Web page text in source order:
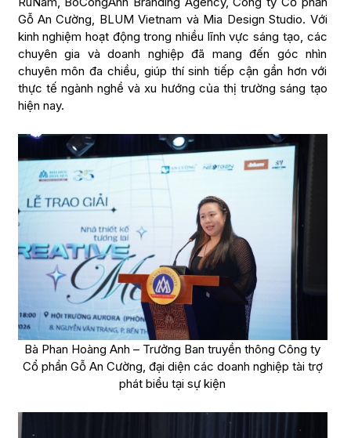
Gỗ An Cường, BLUM Vietnam và Mia Design Studio. Với
kinh nghiệm hoạt động trong nhiều lĩnh vực sáng tạo, các
chuyên gia và doanh nghiệp đã mang đến góc nhìn
chuyên môn đa chiều, giúp thí sinh tiếp cận gần hơn với
thực tế ngành nghề và xu hướng của thị trường sáng tạo
hiện nay.
Bà Phan Hoàng Anh – Trưởng Ban truyền thông Công ty
Cổ phần Gỗ An Cường, đại diện các doanh nghiệp tài trợ
phát biểu tại sự kiện